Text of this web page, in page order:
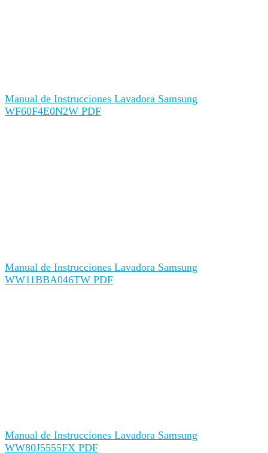
Manual de Instrucciones Lavadora Samsung
WF60F4E0N2W PDF
Manual de Instrucciones Lavadora Samsung
WW11BBA046TW PDF
Manual de Instrucciones Lavadora Samsung
WW80J5555FX PDF